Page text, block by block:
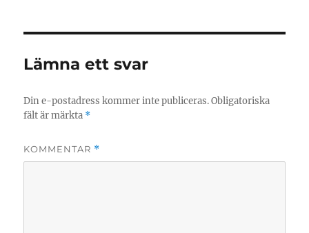
Lämna ett svar
Din e-postadress kommer inte publiceras. Obligatoriska
fält är märkta *
KOMMENTAR *